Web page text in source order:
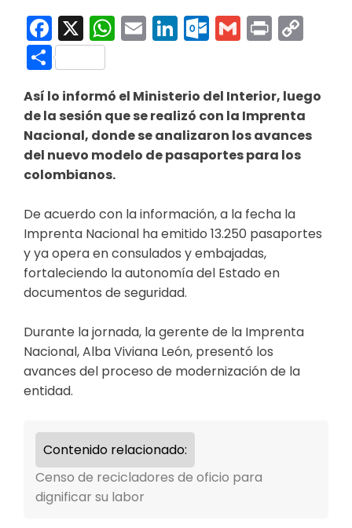
Facebook
X WhatsApp
EmailLinkedInGmail
Print
Compartir
Así lo informó el Ministerio del Interior, luego
de la sesión que se realizó con la Imprenta
Nacional, donde se analizaron los avances
del nuevo modelo de pasaportes para los
colombianos.
De acuerdo con la información, a la fecha la
Imprenta Nacional ha emitido 13.250 pasaportes
y ya opera en consulados y embajadas,
fortaleciendo la autonomía del Estado en
documentos de seguridad.
Durante la jornada, la gerente de la Imprenta
Nacional, Alba Viviana León, presentó los
avances del proceso de modernización de la
entidad.
Contenido relacionado:
Censo de recicladores de oficio para
dignificar su labor